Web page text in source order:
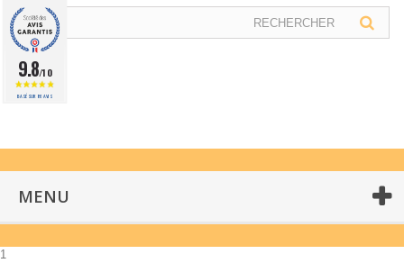
MENU
1
9.8/10
BASÉ SUR 86 AVIS